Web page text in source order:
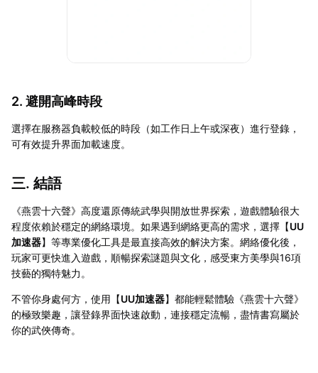
2. 避開高峰時段
選擇在服務器負載較低的時段（如工作日上午或深夜）進行登錄，
可有效提升界面加載速度。
三. 結語
《燕雲十六聲》高度還原傳統武學與開放世界探索，遊戲體驗很大
程度依賴於穩定的網絡環境。如果遇到網絡更高的需求，選擇【UU
加速器】等專業優化工具是最直接高效的解決方案。網絡優化後，
玩家可更快進入遊戲，順暢探索謎題與文化，感受東方美學與16項
技藝的獨特魅力。
不管你身處何方，使用【UU加速器】都能輕鬆體驗《燕雲十六聲》
的極致樂趣，讓登錄界面快速啟動，連接穩定流暢，盡情書寫屬於
你的武俠傳奇。